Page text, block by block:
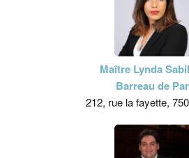
Maître Lynda
Barreau de
212, rue la fayette,